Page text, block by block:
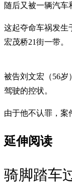
随后又被一辆汽车
这起夺命车祸发生
宏茂桥21街一带。
被告刘文宏（56岁
驾驶的控状。
由于他不认罪，案
延伸阅读
骑脚踏车